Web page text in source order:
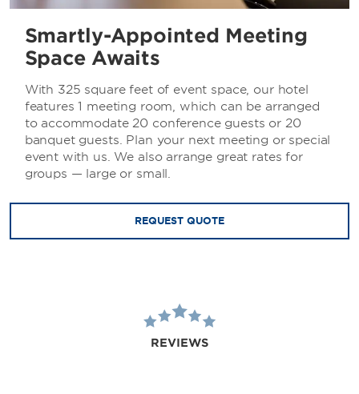
Smartly-Appointed Meeting
Space Awaits
With 325 square feet of event space, our hotel
features 1 meeting room, which can be arranged
to accommodate 20 conference guests or 20
banquet guests. Plan your next meeting or special
event with us. We also arrange great rates for
groups — large or small.
REQUEST QUOTE
REVIEWS